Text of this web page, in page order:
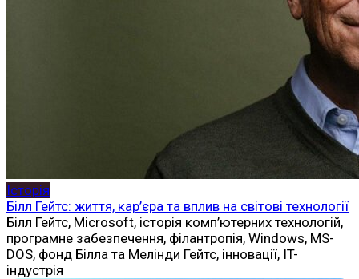
Історія
Білл Гейтс: життя, кар’єра та вплив на світові технології
Білл Гейтс, Microsoft, історія комп’ютерних технологій,
програмне забезпечення, філантропія, Windows, MS-
DOS, фонд Білла та Мелінди Гейтс, інновації, IT-
індустрія